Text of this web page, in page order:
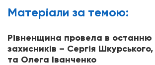
Матерiали за темою:
Рівненщина провела в останню
захисників – Сергія
та Олега Іванченко